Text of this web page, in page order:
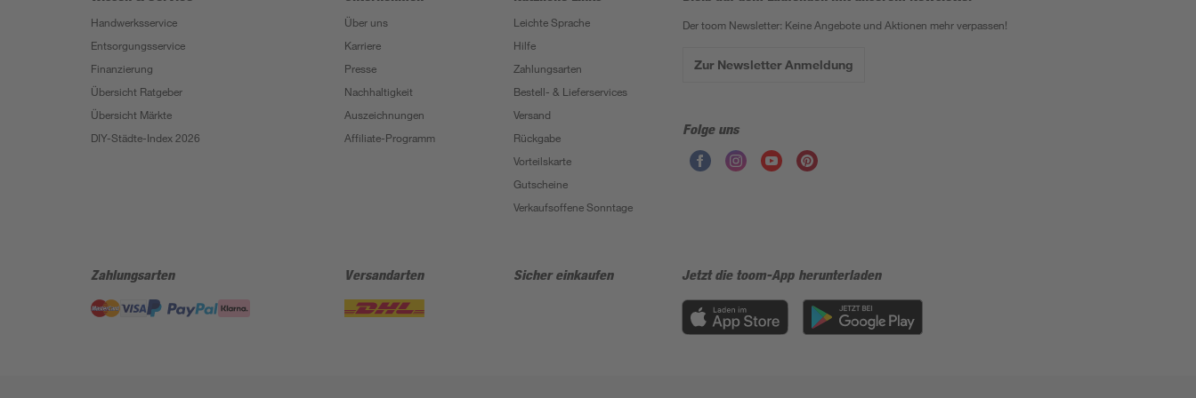
Handwerksservice
Entsorgungsservice
Finanzierung
Übersicht Ratgeber
Übersicht Märkte
DIY-Städte-Index 2026
Über uns
Karriere
Presse
Nachhaltigkeit
Auszeichnungen
Affiliate-Programm
Leichte Sprache
Hilfe
Zahlungsarten
Bestell- & Lieferservices
Versand
Rückgabe
Vorteilskarte
Gutscheine
Verkaufsoffene Sonntage
Der toom Newsletter: Keine Angebote und Aktionen mehr verpassen!
Zur Newsletter Anmeldung
Folge uns
Zahlungsarten Versandarten Sicher einkaufen Jetzt die toom-App herunterladen